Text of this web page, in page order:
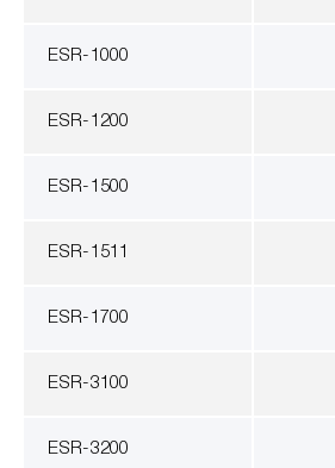
ESR-1000
ESR-1200
ESR-1500
ESR-1511
ESR-1700
ESR-3100
ESR-3200